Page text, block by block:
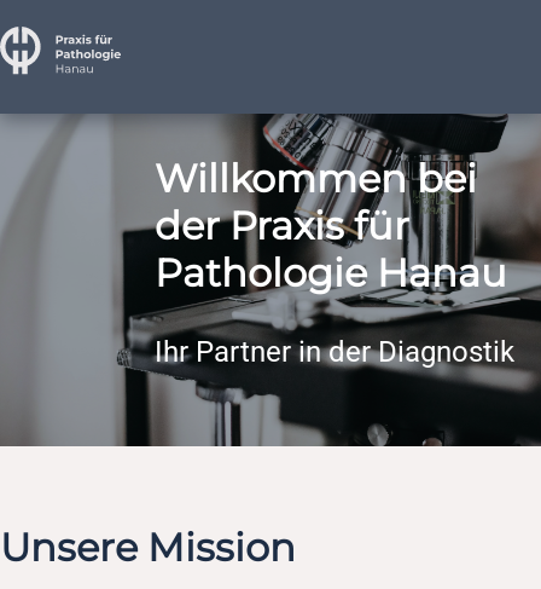
Willkommen bei
der Praxis für
Pathologie Hanau
Ihr Partner in der Diagnostik
Unsere Mission